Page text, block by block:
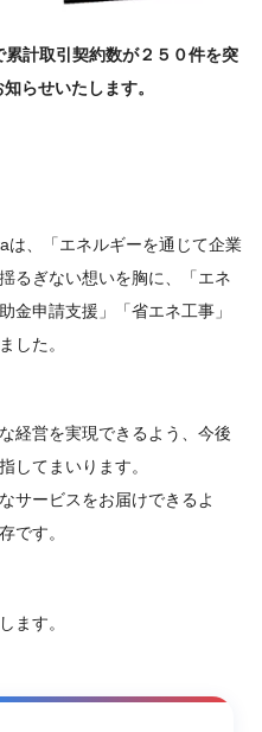
計取引契約数が２５０件を突
らせいたします。
は、「エネルギーを通じて企業
るぎない想いを胸に、「エネ
金申請支援」「省エネ工事」
した。
経営を実現できるよう、今後
してまいります。
サービスをお届けできるよ
です。
ます。